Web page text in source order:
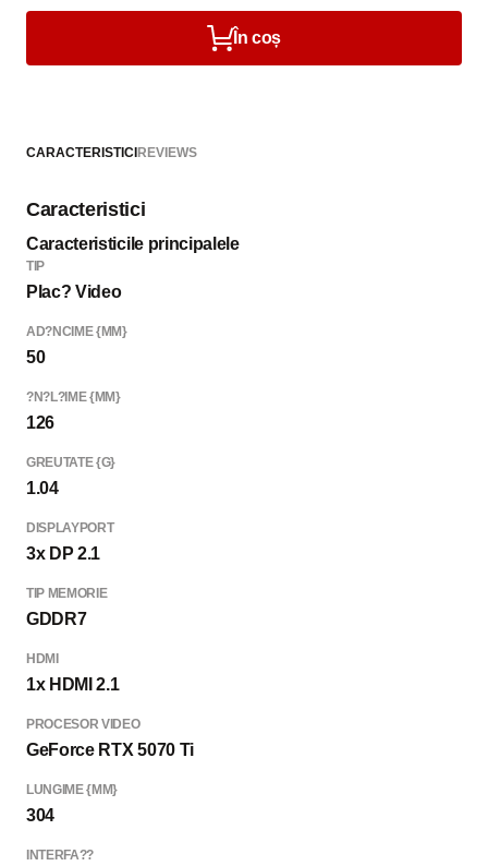
În coș
CARACTERISTICIREVIEWS
Caracteristici
Caracteristicile principalele
TIP
Plac? Video
AD?NCIME {MM}
50
?N?L?IME {MM}
126
GREUTATE {G}
1.04
DISPLAYPORT
3x DP 2.1
TIP MEMORIE
GDDR7
HDMI
1x HDMI 2.1
PROCESOR VIDEO
GeForce RTX 5070 Ti
LUNGIME {MM}
304
INTERFA??